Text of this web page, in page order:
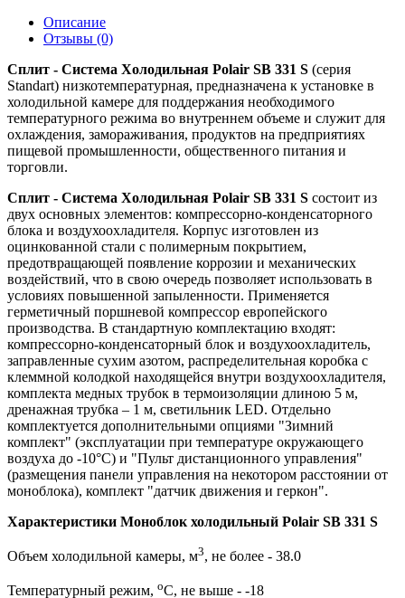
Описание
Отзывы (0)
Сплит - Система Холодильная Polair SB 331 S (серия
Standart) низкотемпературная, предназначена к установке в
холодильной камере для поддержания необходимого
температурного режима во внутреннем объеме и служит для
охлаждения, замораживания, продуктов на предприятиях
пищевой промышленности, общественного питания и
торговли.
Сплит - Система Холодильная Polair SB 331 S состоит из
двух основных элементов: компрессорно-конденсаторного
блока и воздухоохладителя. Корпус изготовлен из
оцинкованной стали с полимерным покрытием,
предотвращающей появление коррозии и механических
воздействий, что в свою очередь позволяет использовать в
условиях повышенной запыленности. Применяется
герметичный поршневой компрессор европейского
производства. В стандартную комплектацию входят:
компрессорно-конденсаторный блок и воздухоохладитель,
заправленные сухим азотом, распределительная коробка с
клеммной колодкой находящейся внутри воздухоохладителя,
комплекта медных трубок в термоизоляции длиною 5 м,
дренажная трубка – 1 м, светильник LED. Отдельно
комплектуется дополнительными опциями "Зимний
комплект" (эксплуатации при температуре окружающего
воздуха до -10°С) и "Пульт дистанционного управления"
(размещения панели управления на некотором расстоянии от
моноблока), комплект "датчик движения и геркон".
Характеристики Моноблок холодильный Polair SB 331 S
Объем холодильной камеры, м3, не более - 38.0
Температурный режим, оС, не выше - -18